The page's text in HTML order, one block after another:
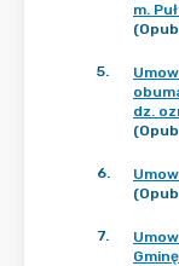
m.
5.
dz.
6.
7.